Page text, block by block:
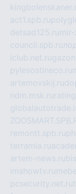
act1.spb.ru
detsad125.ru
council.spb.ru
iclub.net.ru
pylesostineco.ru
artemovskij.ru
ndm.msk.ru
remontt.spb.ru
terramia.ru
artem-news.ru
imshowtv.ru
pcsecurity.net.ru